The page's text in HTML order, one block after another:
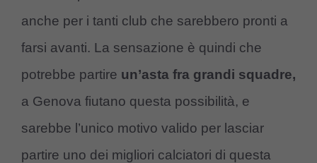
anche per i tanti club che sarebbero pronti a
farsi avanti. La sensazione è quindi che
potrebbe partire un’asta fra grandi squadre,
a Genova fiutano questa possibilità, e
sarebbe l’unico motivo valido per lasciar
partire uno dei migliori calciatori di questa